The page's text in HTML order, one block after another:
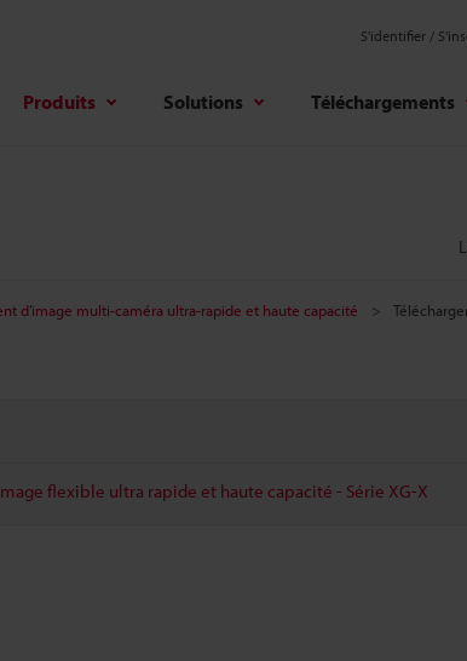
S'identifier /
Produits Solutions Téléchargements
d’image multi-caméra ultra-rapide et haute capacité
flexible ultra rapide et haute capacité - Série XG-X